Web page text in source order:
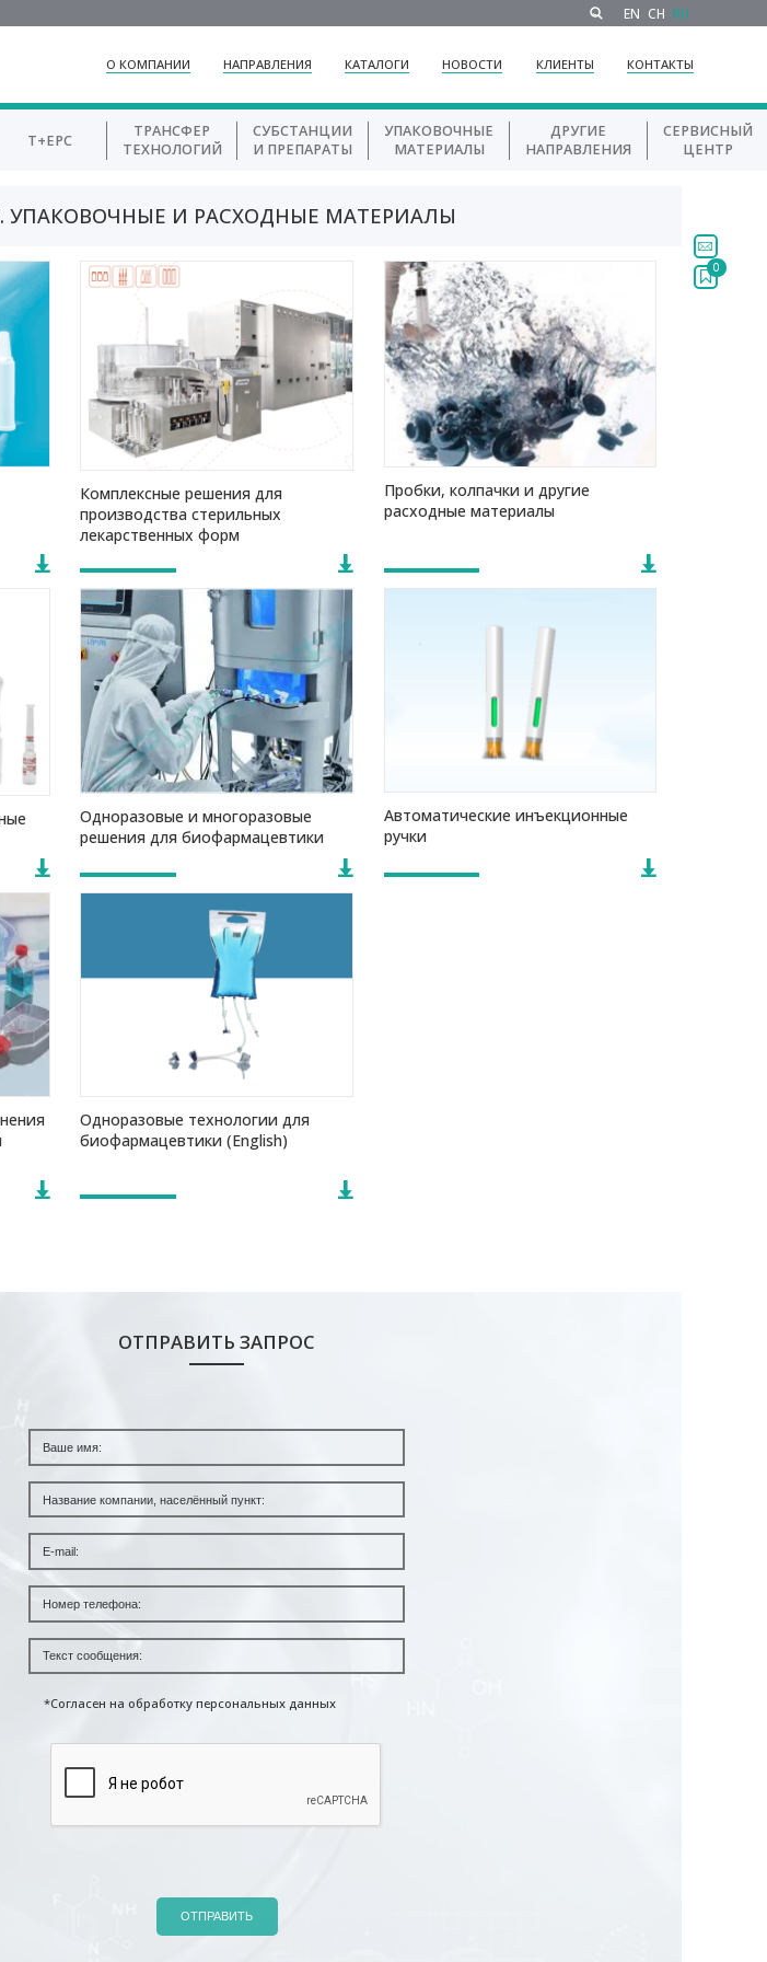
EN CH RU
О КОМПАНИИ НАПРАВЛЕНИЯ КАТАЛОГИ НОВОСТИ КЛИЕНТЫ КОНТАКТЫ
T+EPC
ТРАНСФЕР
ТЕХНОЛОГИЙ
СУБСТАНЦИИ
И ПРЕПАРАТЫ
УПАКОВОЧНЫЕ
МАТЕРИАЛЫ
ДРУГИЕ
НАПРАВЛЕНИЯ
СЕРВИСНЫЙ
ЦЕНТР
УПАКОВОЧНЫЕ И РАСХОДНЫЕ МАТЕРИАЛЫ
Комплексные решения для
производства стерильных
лекарственных форм
Пробки, колпачки и другие
расходные материалы
Одноразовые и многоразовые
решения для биофармацевтики
Автоматические инъекционные
ручки
Одноразовые технологии для
биофармацевтики (English)
0
ОТПРАВИТЬ ЗАПРОС
*Согласен на обработку персональных данных
ОТПРАВИТЬ